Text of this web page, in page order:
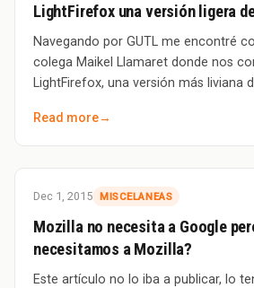
LightFirefox una versión ligera
Navegando por GUTL me encontré
colega Maikel Llamaret donde nos
LightFirefox, una versión más liviana
Read more→
Dec 1, 2015 MISCELANEAS
Mozilla no necesita a Google
necesitamos a Mozilla?
Este artículo no lo iba a publicar, lo